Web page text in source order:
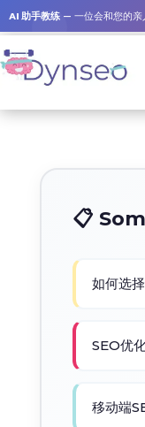
AI 助手教练 — 一位会和您的亲
📋
如何选
SEO优
移动端